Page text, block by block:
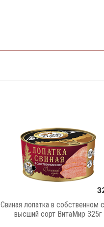
Свиная лопатка в собственном
высший сорт ВитаМир 325г